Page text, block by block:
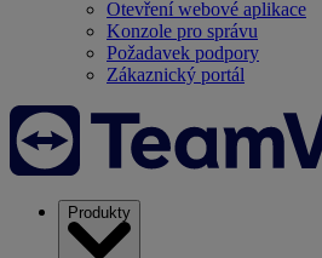
Otevření webové aplikace
Konzole pro správu
Požadavek podpory
Zákaznický portál
Produkty